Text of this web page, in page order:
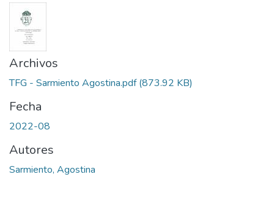
Archivos
TFG - Sarmiento Agostina.pdf(873.92 KB)
Fecha
2022-08
Autores
Sarmiento, Agostina